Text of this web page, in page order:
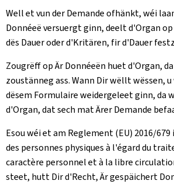
Well et vun der Demande ofhänkt, wéi
Donnéeë versuergt ginn, deelt d'Organ
dës Dauer oder d'Kritären, fir d'Dauer
Zougrëff op Är Donnéeën huet d'Organ,
zoustänneg ass. Wann Dir wëllt wëssen,
dësem Formulaire weidergeleet ginn, da
d'Organ, dat sech mat Ärer Demande
Esou wéi et am Reglement (EU) 2016/
des personnes physiques à l'égard du
caractère personnel et à la libre
steet, hutt Dir d'Recht, Är gespäichert